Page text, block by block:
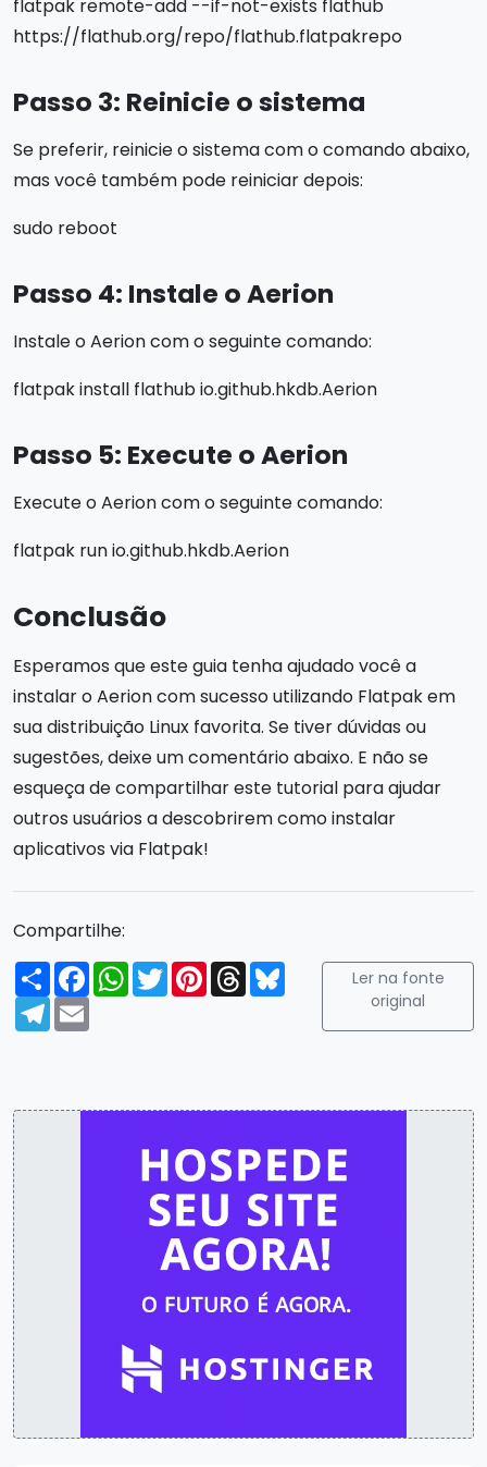
flatpak remote-add --if-not-exists flathub
https://flathub.org/repo/flathub.flatpakrepo
Passo 3: Reinicie o sistema
Se preferir, reinicie o sistema com o comando abaixo,
mas você também pode reiniciar depois:
sudo reboot
Passo 4: Instale o Aerion
Instale o Aerion com o seguinte comando:
flatpak install flathub io.github.hkdb.Aerion
Passo 5: Execute o Aerion
Execute o Aerion com o seguinte comando:
flatpak run io.github.hkdb.Aerion
Conclusão
Esperamos que este guia tenha ajudado você a
instalar o Aerion com sucesso utilizando Flatpak em
sua distribuição Linux favorita. Se tiver dúvidas ou
sugestões, deixe um comentário abaixo. E não se
esqueça de compartilhar este tutorial para ajudar
outros usuários a descobrirem como instalar
aplicativos via Flatpak!
Compartilhe:
Compartilhar
FacebookWhatsApp
TwitterPinterest
ThreadsBluesky
Telegram
Email
Ler na fonte
original